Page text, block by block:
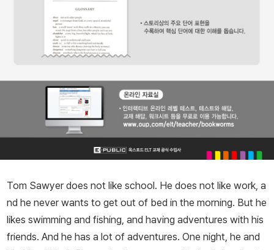
Tom Sawyer does not like school. He does not like work, a
nd he never wants to get out of bed in the morning. But he
likes swimming and fishing, and having adventures with his
friends. And he has a lot of adventures. One night, he and